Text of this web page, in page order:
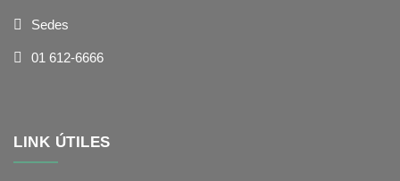
Sedes
01 612-6666
LINK ÚTILES